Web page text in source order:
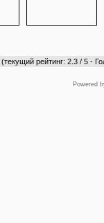
(текущий рейтинг: 2.3 / 5 -
Powered